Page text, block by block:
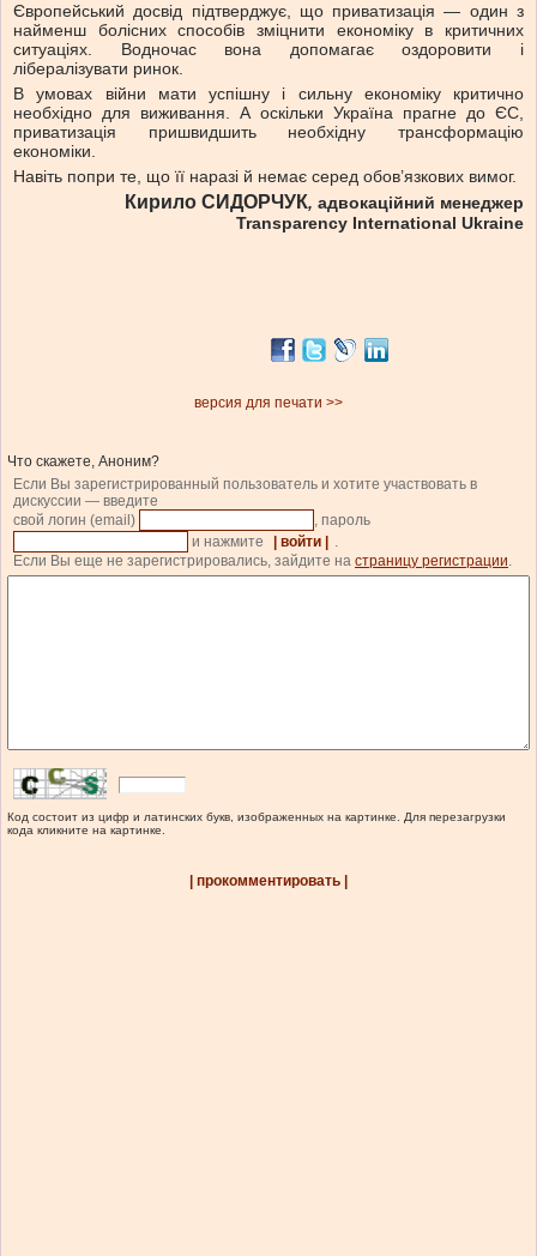
Європейський досвід підтверджує, що приватизація — один з
найменш болісних способів зміцнити економіку в критичних
ситуаціях. Водночас вона допомагає оздоровити і
лібералізувати ринок.
В умовах війни мати успішну і сильну економіку критично
необхідно для виживання. А оскільки Україна прагне до ЄС,
приватизація пришвидшить необхідну трансформацію
економіки.
Навіть попри те, що її наразі й немає серед обов’язкових вимог.
Кирило СИДОРЧУК, адвокаційний менеджер
Transparency International Ukraine
версия для печати >>
Что скажете, Аноним?
Если Вы зарегистрированный пользователь и хотите участвовать в
дискуссии — введите
свой логин (email)
, пароль
и нажмите
| войти |
.
Если Вы еще не зарегистрировались, зайдите на страницу регистрации.
Код состоит из цифр и латинских букв, изображенных на картинке. Для перезагрузки
кода кликните на картинке.
| прокомментировать |